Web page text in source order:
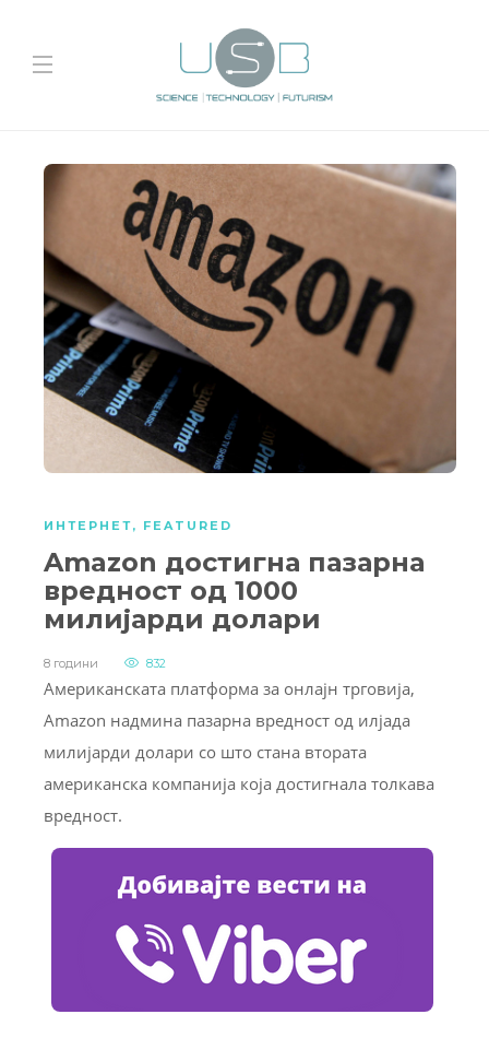
ИНТЕРНЕТ, FEATURED
Amazon достигна пазарна
вредност од 1000
милијарди долари
8 години 832
Американската платформа за онлајн трговија,
Amazon надмина пазарна вредност од илјада
милијарди долари со што стана втората
американска компанија која достигнала толкава
вредност.